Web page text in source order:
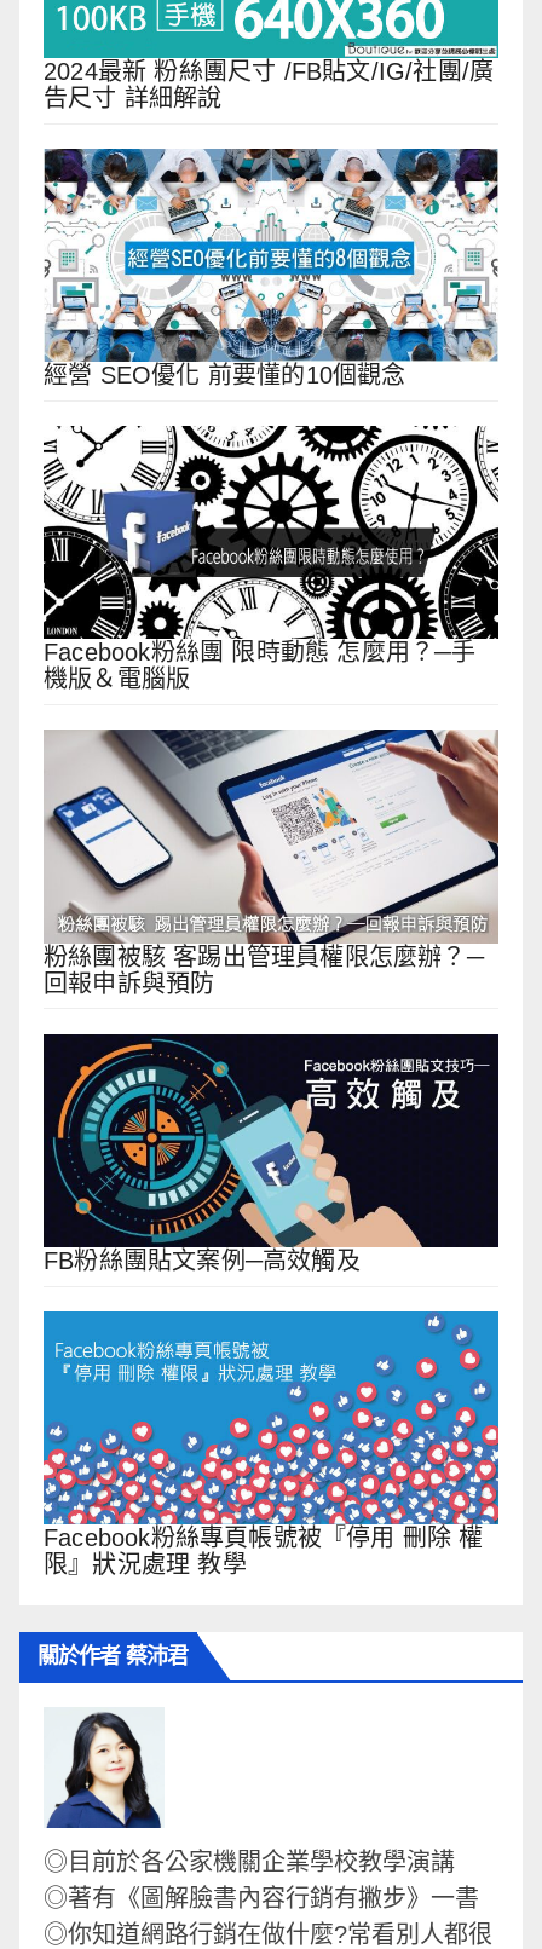
2024最新 粉絲團尺寸 /FB貼文/IG/社團/廣
告尺寸 詳細解說
經營 SEO優化 前要懂的10個觀念
Facebook粉絲團 限時動態 怎麼用？─手
機版＆電腦版
粉絲團被駭 客踢出管理員權限怎麼辦？─
回報申訴與預防
FB粉絲團貼文案例─高效觸及
Facebook粉絲專頁帳號被『停用 刪除 權
限』狀況處理 教學
關於作者 蔡沛君
◎目前於各公家機關企業學校教學演講
◎著有《圖解臉書內容行銷有撇步》一書
◎你知道網路行銷在做什麼?常看別人都很